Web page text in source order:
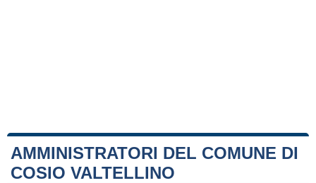
AMMINISTRATORI DEL COMUNE DI
COSIO VALTELLINO